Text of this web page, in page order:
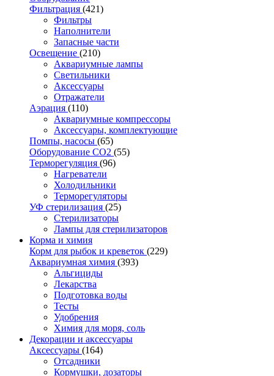
Фильтрация (421)
Фильтры
Наполнители
Запасные части
Освещение (210)
Аквариумные лампы
Светильники
Аксессуары
Отражатели
Аэрация (110)
Аквариумные компрессоры
Аксессуары, комплектующие
Помпы, насосы (65)
Оборудование CO2 (55)
Терморегуляция (96)
Нагреватели
Холодильники
Терморегуляторы
УФ стерилизация (25)
Стерилизаторы
Лампы для стерилизаторов
Корма и химия
Корм для рыбок и креветок (229)
Аквариумная химия (393)
Альгициды
Лекарства
Подготовка воды
Тесты
Удобрения
Химия для моря, соль
Декорации и аксессуары
Аксессуары (164)
Отсадники
Кормушки, дозаторы